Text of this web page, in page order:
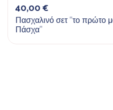
40,00€
Πασχαλινό σετ “το πρώτο
Πάσχα”